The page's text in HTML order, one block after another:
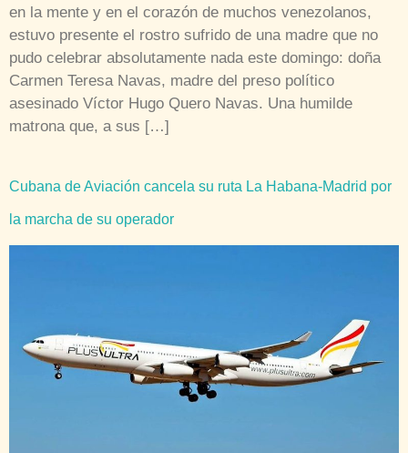
en la mente y en el corazón de muchos venezolanos,
estuvo presente el rostro sufrido de una madre que no
pudo celebrar absolutamente nada este domingo: doña
Carmen Teresa Navas, madre del preso político
asesinado Víctor Hugo Quero Navas. Una humilde
matrona que, a sus […]
Cubana de Aviación cancela su ruta La Habana-Madrid por
la marcha de su operador